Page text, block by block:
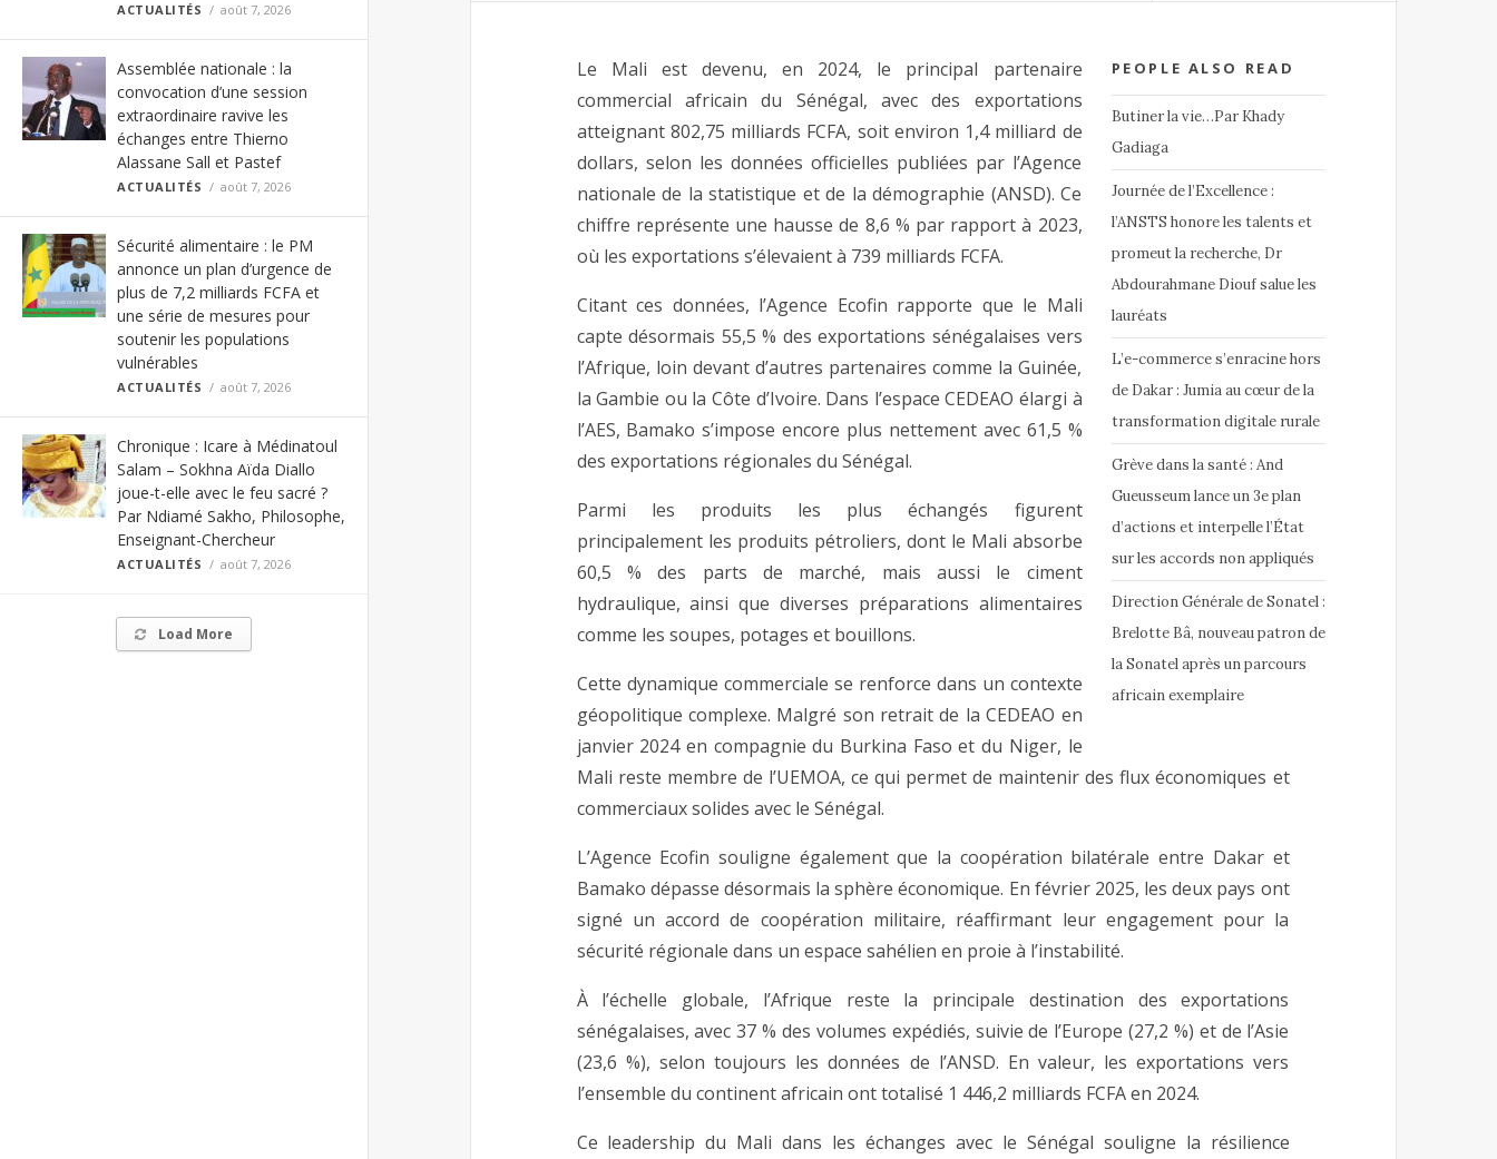
ACTUALITÉS août 7, 2026
Assemblée nationale : la
convocation d’une session
extraordinaire ravive les
échanges entre Thierno
Alassane Sall et Pastef
ACTUALITÉS août 7, 2026
Sécurité alimentaire : le PM
annonce un plan d’urgence de
plus de 7,2 milliards FCFA et
une série de mesures pour
soutenir les populations
vulnérables
ACTUALITÉS août 7, 2026
Chronique : Icare à Médinatoul
Salam – Sokhna Aïda Diallo
joue-t-elle avec le feu sacré ?
Par Ndiamé Sakho, Philosophe,
Enseignant-Chercheur
ACTUALITÉS août 7, 2026
Load More
PEOPLE ALSO READ
Butiner la vie…Par Khady
Gadiaga
Journée de l’Excellence :
l’ANSTS honore les talents et
promeut la recherche, Dr
Abdourahmane Diouf salue les
lauréats
L’e-commerce s’enracine hors
de Dakar : Jumia au cœur de la
transformation digitale rurale
Grève dans la santé : And
Gueusseum lance un 3e plan
d’actions et interpelle l’État
sur les accords non appliqués
Direction Générale de Sonatel :
Brelotte Bâ, nouveau patron de
la Sonatel après un parcours
africain exemplaire
Le Mali est devenu, en 2024, le principal partenaire
commercial africain du Sénégal, avec des exportations
atteignant 802,75 milliards FCFA, soit environ 1,4 milliard de
dollars, selon les données officielles publiées par l’Agence
nationale de la statistique et de la démographie (ANSD). Ce
chiffre représente une hausse de 8,6 % par rapport à 2023,
où les exportations s’élevaient à 739 milliards FCFA.
Citant ces données, l’Agence Ecofin rapporte que le Mali
capte désormais 55,5 % des exportations sénégalaises vers
l’Afrique, loin devant d’autres partenaires comme la Guinée,
la Gambie ou la Côte d’Ivoire. Dans l’espace CEDEAO élargi à
l’AES, Bamako s’impose encore plus nettement avec 61,5 %
des exportations régionales du Sénégal.
Parmi les produits les plus échangés figurent
principalement les produits pétroliers, dont le Mali absorbe
60,5 % des parts de marché, mais aussi le ciment
hydraulique, ainsi que diverses préparations alimentaires
comme les soupes, potages et bouillons.
Cette dynamique commerciale se renforce dans un contexte
géopolitique complexe. Malgré son retrait de la CEDEAO en
janvier 2024 en compagnie du Burkina Faso et du Niger, le
Mali reste membre de l’UEMOA, ce qui permet de maintenir des flux économiques et
commerciaux solides avec le Sénégal.
L’Agence Ecofin souligne également que la coopération bilatérale entre Dakar et
Bamako dépasse désormais la sphère économique. En février 2025, les deux pays ont
signé un accord de coopération militaire, réaffirmant leur engagement pour la
sécurité régionale dans un espace sahélien en proie à l’instabilité.
À l’échelle globale, l’Afrique reste la principale destination des exportations
sénégalaises, avec 37 % des volumes expédiés, suivie de l’Europe (27,2 %) et de l’Asie
(23,6 %), selon toujours les données de l’ANSD. En valeur, les exportations vers
l’ensemble du continent africain ont totalisé 1 446,2 milliards FCFA en 2024.
Ce leadership du Mali dans les échanges avec le Sénégal souligne la résilience